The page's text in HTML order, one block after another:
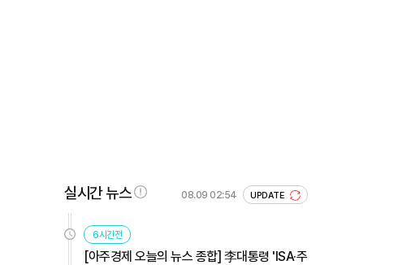
실시간 뉴스 08.09 02:54 UPDATE
6시간전
[아주경제 오늘의 뉴스 종합] 李대통령 'ISA·주